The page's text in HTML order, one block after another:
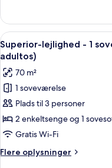
til
pool
(2
adultos
y
2
niños)
lejlighed
1
soveværelse
udsigt
til
pool
(2
adultos
niños)
Indlæs
alle
billeder
af
Superior-
lejlighed
-
1
soveværelse
-
13
Superior-lejlighed - 1
adultos)
70 m²
1 soveværelse
Plads til 3 personer
2 enkeltsenge og 1
Gratis Wi-Fi
Flere oplysninger
Flere